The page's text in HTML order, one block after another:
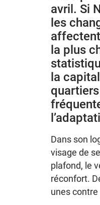
avril. Si
les
la plus
la
Dans son
visage de
plafond, le
réconfort.
unes